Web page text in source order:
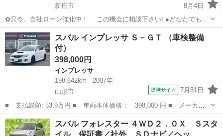
新庄市
8月4日
✿只今、自社ローン強化中！ この機会に相談下さい❕ ●どなたでも自
社ローン対応可能です● ・勤続年数の短い方や自営業
の方 ・パートやアルバイト勤務の主婦の方や派遣社員の方 ・自...
山形 新庄市 フォレスター 車両
スバル インプレッサ Ｓ－ＧＴ （車検整備
付）
398,000円
インプレッサ
198,642km
2007年
山形市
提携サイト 7月31日
■ 支払総額: 53.9万円 ■ 車両本体価格： 398,000 円 ■ メーカー
名： スバル ■ 車種名： インプレッサ ■ グレード名： Ｓ－Ｇ
Ｔ ■ 排気量： 2000cc ■ ドア枚数： 5D ■ ミッション： M...
山形 山形市
スバル フォレスター ４ＷＤ２．０Ｘ Ｓスタ